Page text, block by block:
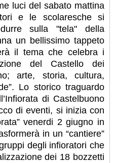
luci del sabato mattina
e le scolaresche si
sulla "tela" della
un bellissimo tappeto
il tema che celebra i
del Castello dei
arte, storia, cultura,
Lo storico traguardo
di Castelbuono
di eventi, si inizia con
venerdi 2 giugno in
in un “cantiere”
degli infioratori che
dei 18 bozzetti